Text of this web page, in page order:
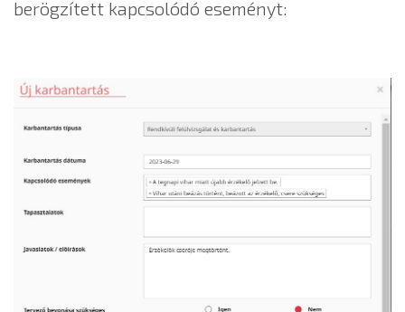
berögzített kapcsolódó eseményt: